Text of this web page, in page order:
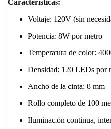
Caracteristicas:
Voltaje: 120V (sin
Potencia: 8W por metro
Temperatura de color:
Densidad: 120 LEDs por
Ancho de la cinta: 8 mm
Rollo completo de 100
Iluminación continua,